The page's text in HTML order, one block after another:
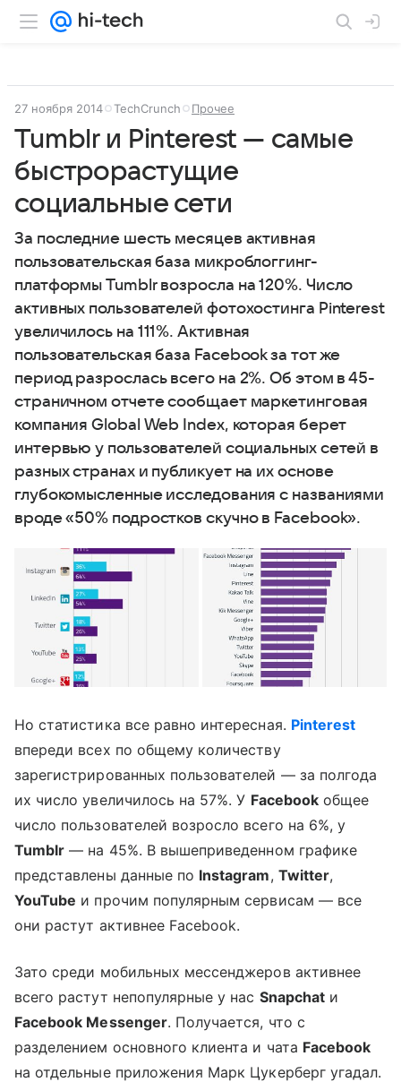
27 ноября 2014 TechCrunch Прочее
Tumblr и Pinterest — самые
быстрорастущие
социальные сети
За последние шесть месяцев активная
пользовательская база микроблоггинг-
платформы Tumblr возросла на 120%. Число
активных пользователей фотохостинга Pinterest
увеличилось на 111%. Активная
пользовательская база Facebook за тот же
период разрослась всего на 2%. Об этом в 45-
страничном отчете сообщает маркетинговая
компания Global Web Index, которая берет
интервью у пользователей социальных сетей в
разных странах и публикует на их основе
глубокомысленные исследования с названиями
вроде «50% подростков скучно в Facebook».
Но статистика все равно интересная. Pinterest
впереди всех по общему количеству
зарегистрированных пользователей — за полгода
их число увеличилось на 57%. У Facebookобщее
число пользователей возросло всего на 6%, у
Tumblr — на 45%. В вышеприведенном графике
представлены данные по Instagram, Twitter,
YouTube и прочим популярным сервисам — все
они растут активнее Facebook.
Зато среди мобильных мессенджеров активнее
всего растут непопулярные у нас Snapchatи
Facebook Messenger. Получается, что с
разделением основного клиента и чата Facebook
на отдельные приложения Марк Цукерберг угадал.